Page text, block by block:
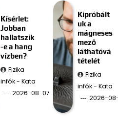
Kísérlet:
Jobban
hallatszik
-e a hang
vízben?
Fizika
infók - Kata
2026-08-07
Kipróbált
uk a
mágneses
mező
láthatóvá
tételét
Fizika
infók - Kata
2026-